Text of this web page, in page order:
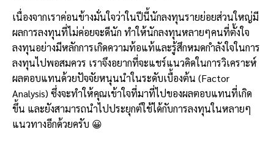
เนื่องจากเราค่อนข้างมั่นใจว่าในปีนี้นักลงทุนรายย่อยส่วนใหญ่มี
ผลการลงทุนที่ไม่ค่อยจะดีนัก ทำให้นักลงทุนหลายๆคนที่ตั้งใจ
ลงทุนอย่างมีหลักการเกิดความท้อแท้และรู้สึกหมดกำลังใจในการ
ลงทุนไปพอสมควร เราจึงอยากที่จะแชร์แนวคิดในการวิเคราะห์
ผลตอบแทนด้วยปัจจัยหนุนนำในระดับเบื้องต้น (Factor
Analysis) ซึ่งจะทำให้คุณเข้าใจที่มาที่ไปของผลตอบแทนที่เกิด
ขึ้น และยังสามารถนำไปประยุกต์ใช้ได้กับการลงทุนในหลายๆ
แนวทางอีกด้วยครับ 😀